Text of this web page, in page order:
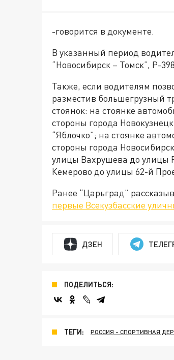
-говорится в документе.
В указанный период
“Новосибирск – Томск”, Р-
Также, если водителям
разместив большегрузный
стоянок: на стоянке
стороны города
“Яблочко”; на стоянке
стороны города
улицы Вахрушева до улицы
Кемерово до улицы 62-й
Ранее “Царьград”
первые Всекузбасские
ДЗЕН
ПОДЕЛИТЬСЯ:
ТЕГИ: РОССИЯ - СПОРТИВНАЯ